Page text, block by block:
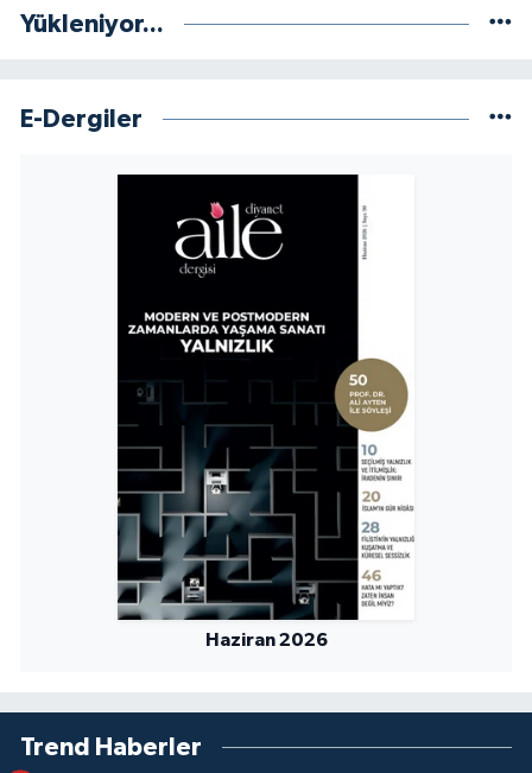
Yükleniyor...
E-Dergiler
Haziran 2026
Trend Haberler